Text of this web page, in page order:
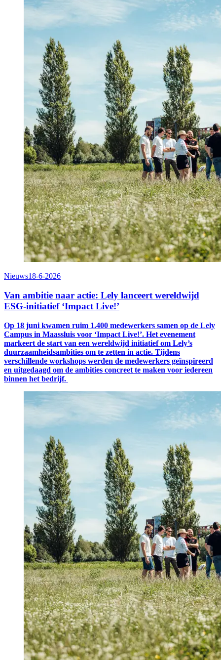
Nieuws18-6-2026
Van ambitie naar actie: Lely lanceert wereldwijd
ESG-initiatief ‘Impact Live!’
Op 18 juni kwamen ruim 1.400 medewerkers samen op de Lely
Campus in Maassluis voor ‘Impact Live!’. Het evenement
markeert de start van een wereldwijd initiatief om Lely’s
duurzaamheidsambities om te zetten in actie. Tijdens
verschillende workshops werden de medewerkers geïnspireerd
en uitgedaagd om de ambities concreet te maken voor iedereen
binnen het bedrijf.